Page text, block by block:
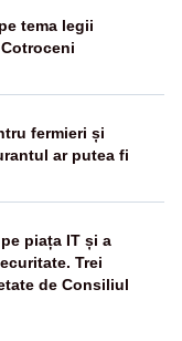
tema legii
fermieri și
ar putea fi
piața IT și a
Trei
de Consiliul